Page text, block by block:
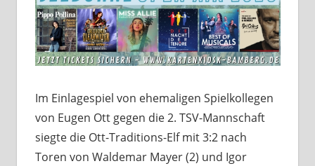
Im Einlagespiel von ehemaligen Spielkollegen
von Eugen Ott gegen die 2. TSV-Mannschaft
siegte die Ott-Traditions-Elf mit 3:2 nach
Toren von Waldemar Mayer (2) und Igor